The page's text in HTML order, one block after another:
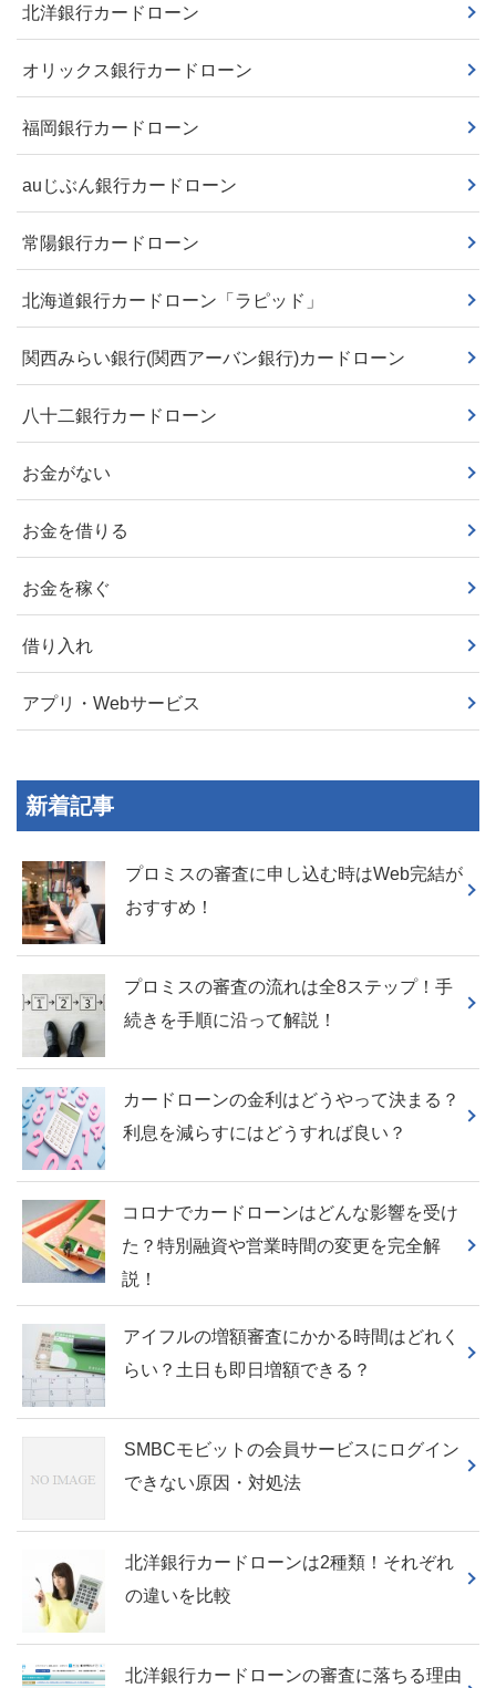
北洋銀行カードローン
オリックス銀行カードローン
福岡銀行カードローン
auじぶん銀行カードローン
常陽銀行カードローン
北海道銀行カードローン「ラピッド」
関西みらい銀行(関西アーバン銀行)カードローン
八十二銀行カードローン
お金がない
お金を借りる
お金を稼ぐ
借り入れ
アプリ・Webサービス
新着記事
プロミスの審査に申し込む時はWeb完結が
おすすめ！
プロミスの審査の流れは全8ステップ！手
続きを手順に沿って解説！
カードローンの金利はどうやって決まる？
利息を減らすにはどうすれば良い？
コロナでカードローンはどんな影響を受け
た？特別融資や営業時間の変更を完全解
説！
アイフルの増額審査にかかる時間はどれく
らい？土日も即日増額できる？
SMBCモビットの会員サービスにログイン
できない原因・対処法
北洋銀行カードローンは2種類！それぞれ
の違いを比較
北洋銀行カードローンの審査に落ちる理由